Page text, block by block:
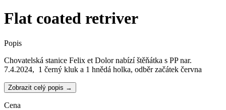
Flat coated retriver
Popis
Chovatelská stanice Felix et Dolor nabízí štěňátka s PP nar.
7.4.2024, 1 černý kluk a 1 hnědá holka, odběr začátek června
Zobrazit celý popis →
Cena